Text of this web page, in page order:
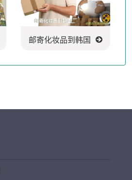
邮寄化妆品到韩国